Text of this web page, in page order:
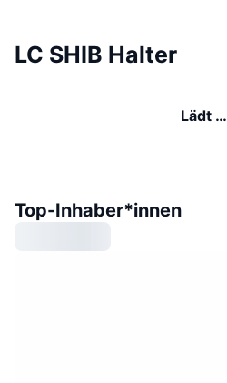
LC SHIB Halter
Lädt …
Top-Inhaber*innen